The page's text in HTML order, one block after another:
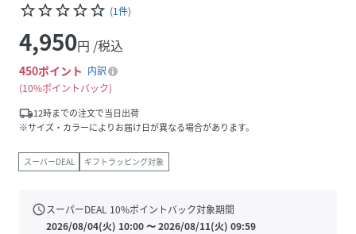
star_borderstar_borderstar_borderstar_borderstar_border (1件)
4,950円 /税込
450ポイント 内訳
10%ポイントバック
local_shipping12時までの注文で当日出荷
※サイズ・カラーによりお届け日が異なる場合があります。
スーパーDEAL ギフトラッピング対象
scheduleスーパーDEAL 10%ポイントバック対象期間
2026/08/04(火) 10:00〜2026/08/11(火) 09:59